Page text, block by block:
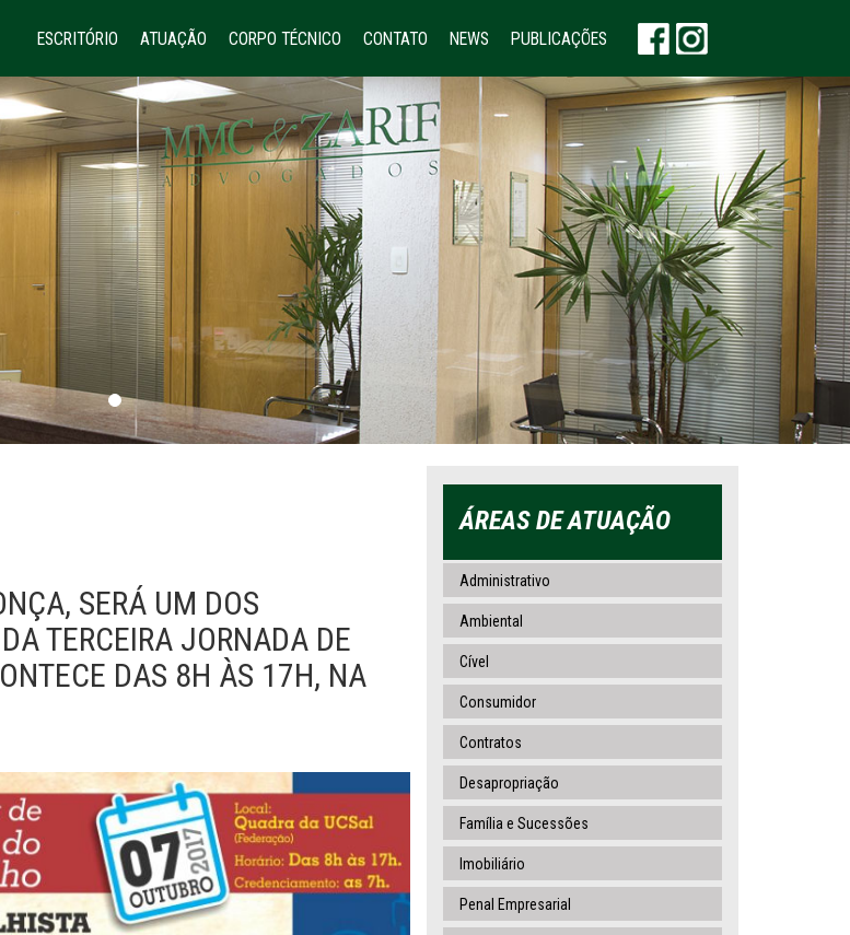
ESCRITÓRIO ATUAÇÃO CORPO TÉCNICO CONTATO NEWS PUBLICAÇÕES
SERÁ UM DOS
TERCEIRA JORNADA DE
DAS 8H ÀS 17H, NA
ÁREAS DE ATUAÇÃO
Administrativo
Ambiental
Cível
Consumidor
Contratos
Desapropriação
Família e Sucessões
Imobiliário
Penal Empresarial